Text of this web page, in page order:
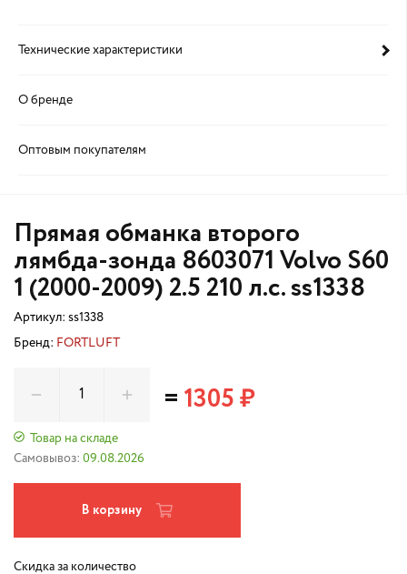
Технические характеристики
О бренде
Оптовым покупателям
Прямая обманка второго
лямбда-зонда 8603071 Volvo S60
1 (2000-2009) 2.5 210 л.с. ss1338
Артикул: ss1338
Бренд: FORTLUFT
Товар на складе
Самовывоз: 09.08.2026
=1305 ₽
В корзину
Скидка за количество